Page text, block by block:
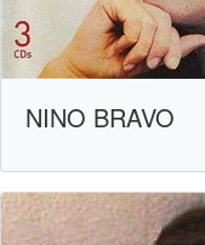
NINO BRAVO